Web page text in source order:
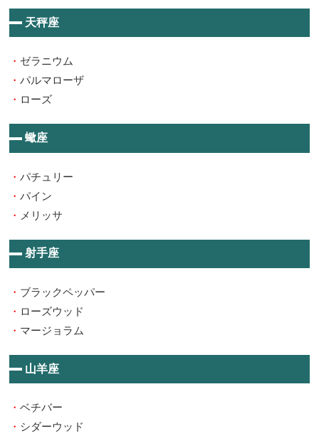
天秤座
・ ゼラニウム
・ パルマローザ
・ ローズ
蠍座
・ パチュリー
・ パイン
・ メリッサ
射手座
・ ブラックペッパー
・ ローズウッド
・ マージョラム
山羊座
・ ベチバー
・ シダーウッド